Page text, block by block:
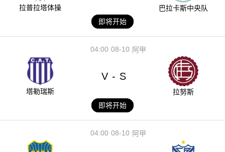
拉普拉塔体操
巴拉卡斯中央队
即将开始
08-10
04:00 阿甲
塔勒瑞斯
V - S
拉努斯
即将开始
08-10
04:00 阿甲